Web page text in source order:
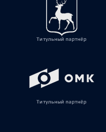
Титульный партнёр
Титульный партнёр